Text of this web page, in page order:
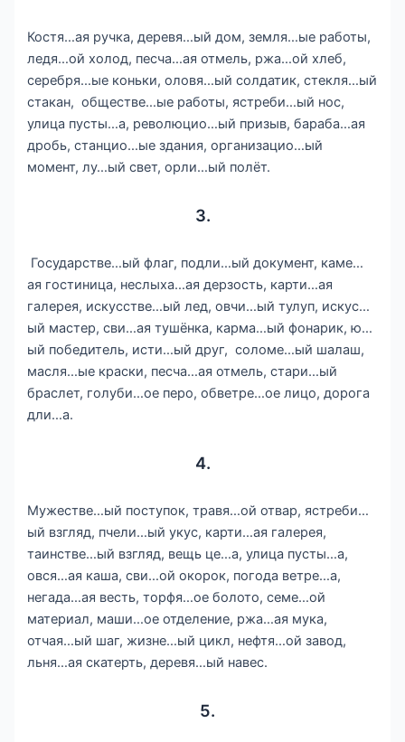
Костя…ая ручка, деревя…ый дом, земля…ые работы,
ледя…ой холод, песча…ая отмель, ржа…ой хлеб,
серебря…ые коньки, оловя…ый солдатик, стекля…ый
стакан, обществе…ые работы, ястреби…ый нос,
улица пусты…а, революцио…ый призыв, бараба…ая
дробь, станцио…ые здания, организацио…ый
момент, лу…ый свет, орли…ый полёт.
3.
Государстве…ый флаг, подли…ый документ, каме…
ая гостиница, неслыха…ая дерзость, карти…ая
галерея, искусстве…ый лед, овчи…ый тулуп, искус…
ый мастер, сви…ая тушёнка, карма…ый фонарик, ю…
ый победитель, исти…ый друг, соломе…ый шалаш,
масля…ые краски, песча…ая отмель, стари…ый
браслет, голуби…ое перо, обветре…ое лицо, дорога
дли…а.
4.
Мужестве…ый поступок, травя…ой отвар, ястреби…
ый взгляд, пчели…ый укус, карти…ая галерея,
таинстве…ый взгляд, вещь це…а, улица пусты…а,
овся…ая каша, сви…ой окорок, погода ветре…а,
негада…ая весть, торфя…ое болото, семе…ой
материал, маши…ое отделение, ржа…ая мука,
отчая…ый шаг, жизне…ый цикл, нефтя…ой завод,
льня…ая скатерть, деревя…ый навес.
5.